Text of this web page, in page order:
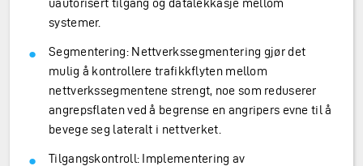
systemer.
Segmentering: Nettverkssegmentering gjør det
mulig å kontrollere trafikkflyten mellom
nettverkssegmentene strengt, noe som reduserer
angrepsflaten ved å begrense en angripers evne til å
bevege seg lateralt i nettverket.
Tilgangskontroll: Implementering av